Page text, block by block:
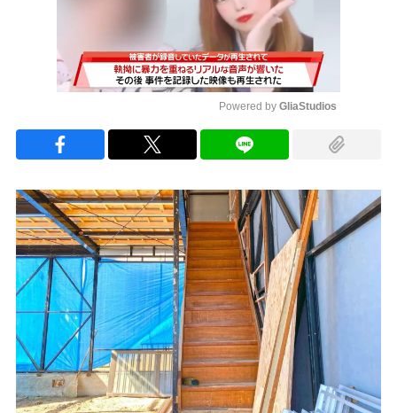
Powered by GliaStudios